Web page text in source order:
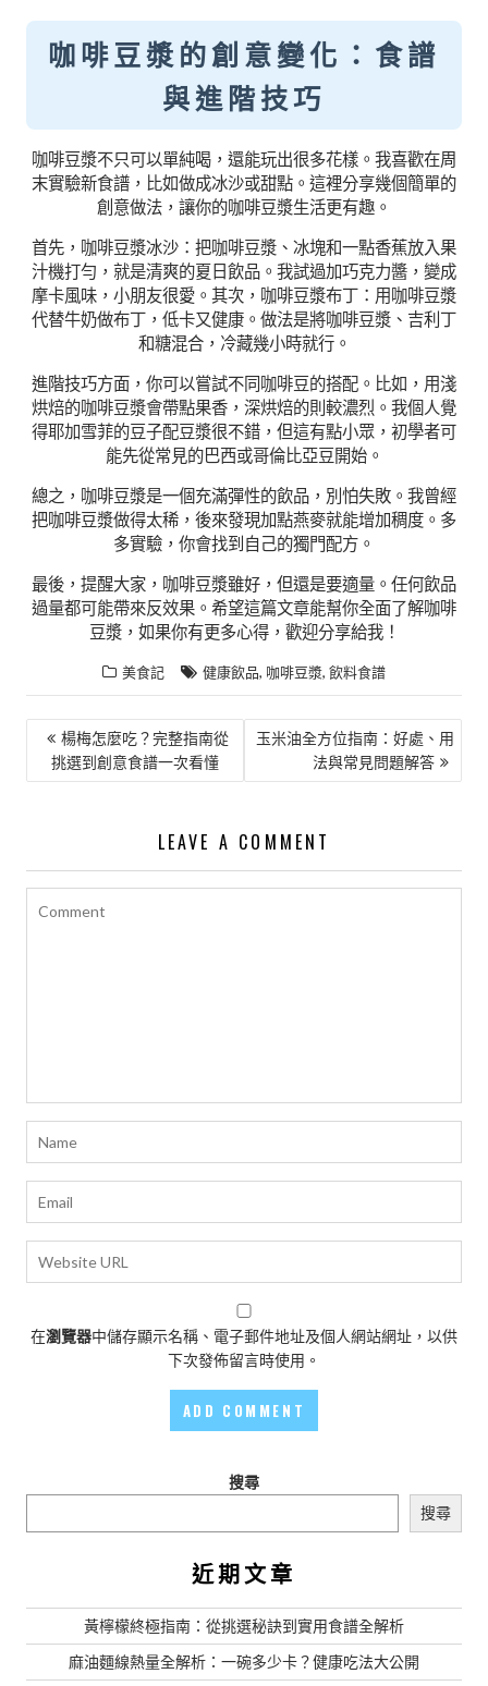
咖啡豆漿的創意變化：食譜
與進階技巧
咖啡豆漿不只可以單純喝，還能玩出很多花樣。我喜歡在周
末實驗新食譜，比如做成冰沙或甜點。這裡分享幾個簡單的
創意做法，讓你的咖啡豆漿生活更有趣。
首先，咖啡豆漿冰沙：把咖啡豆漿、冰塊和一點香蕉放入果
汁機打勻，就是清爽的夏日飲品。我試過加巧克力醬，變成
摩卡風味，小朋友很愛。其次，咖啡豆漿布丁：用咖啡豆漿
代替牛奶做布丁，低卡又健康。做法是將咖啡豆漿、吉利丁
和糖混合，冷藏幾小時就行。
進階技巧方面，你可以嘗試不同咖啡豆的搭配。比如，用淺
烘焙的咖啡豆漿會帶點果香，深烘焙的則較濃烈。我個人覺
得耶加雪菲的豆子配豆漿很不錯，但這有點小眾，初學者可
能先從常見的巴西或哥倫比亞豆開始。
總之，咖啡豆漿是一個充滿彈性的飲品，別怕失敗。我曾經
把咖啡豆漿做得太稀，後來發現加點燕麥就能增加稠度。多
多實驗，你會找到自己的獨門配方。
最後，提醒大家，咖啡豆漿雖好，但還是要適量。任何飲品
過量都可能帶來反效果。希望這篇文章能幫你全面了解咖啡
豆漿，如果你有更多心得，歡迎分享給我！
美食記 健康飲品, 咖啡豆漿, 飲料食譜
文
章
楊梅怎麼吃？完整指南從
挑選到創意食譜一次看懂
玉米油全方位指南：好處、用
法與常見問題解答
LEAVE A COMMENT
在瀏覽器中儲存顯示名稱、電子郵件地址及個人網站網址，以供
下次發佈留言時使用。
搜尋
搜尋
近期文章
黃檸檬終極指南：從挑選秘訣到實用食譜全解析
麻油麵線熱量全解析：一碗多少卡？健康吃法大公開